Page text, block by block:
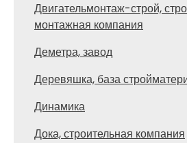
Двигательмонтаж-строй,
монтажная компания
Деметра, завод
Деревяшка, база
Динамика
Дока, строительная компания